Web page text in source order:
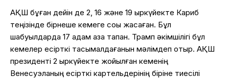
АҚШ бұған дейін де 2, 16 және 19 қыркүйекте Кариб
теңізінде бірнеше кемеге соққы жасаған. Бұл
шабуылдарда 17 адам қаза тапқан. Трамп әкімшілігі бұл
кемелер есірткі тасымалдағанын мәлімдеп отыр. АҚШ
президенті 2 қыркүйекте жойылған кеменің
Венесуэланың есірткі картельдерінің біріне тиесілі